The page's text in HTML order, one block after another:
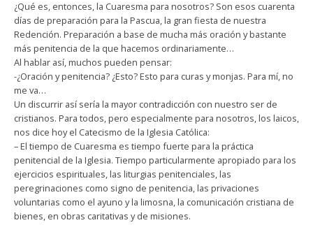
¿Qué es, entonces, la Cuaresma para nosotros? Son esos cuarenta
días de preparación para la Pascua, la gran fiesta de nuestra
Redención. Preparación a base de mucha más oración y bastante
más penitencia de la que hacemos ordinariamente…
Al hablar así, muchos pueden pensar:
-¿Oración y penitencia? ¿Esto? Esto para curas y monjas. Para mí, no
me va…
Un discurrir así sería la mayor contradicción con nuestro ser de
cristianos. Para todos, pero especialmente para nosotros, los laicos,
nos dice hoy el Catecismo de la Iglesia Católica:
– El tiempo de Cuaresma es tiempo fuerte para la práctica
penitencial de la Iglesia. Tiempo particularmente apropiado para los
ejercicios espirituales, las liturgias penitenciales, las
peregrinaciones como signo de penitencia, las privaciones
voluntarias como el ayuno y la limosna, la comunicación cristiana de
bienes, en obras caritativas y de misiones.